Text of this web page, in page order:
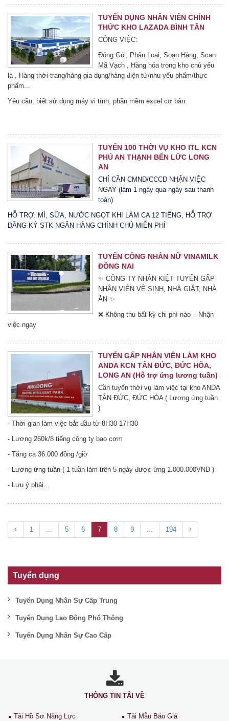
TUYỂN DỤNG NHÂN VIÊN CHÍNH
THỨC KHO LAZADA BÌNH TÂN
CÔNG VIỆC:
Đóng Gói, Phân Loại, Soạn Hàng, Scan
Mã Vạch , Hàng hóa trong kho chủ yếu
là , Hàng thời trang/hàng gia dụng/hàng điện tử/nhu yếu phẩm/thực
phẩm...
Yêu cầu, biết sử dụng máy vi tính, phần mềm excel cơ bản.
TUYỂN 100 THỜI VỤ KHO ITL KCN
PHÚ AN THẠNH BẾN LỨC LONG
AN
CHỈ CẦN CMND/CCCD NHẬN VIỆC
NGAY (làm 1 ngày qua ngày sau thanh
toán)
HỖ TRỢ: MÌ, SỮA, NƯỚC NGỌT KHI LÀM CA 12 TIẾNG, HỖ TRỢ
ĐĂNG KÝ STK NGÂN HÀNG CHÍNH CHỦ MIỄN PHÍ
TUYỂN CÔNG NHÂN NỮ VINAMILK
ĐỒNG NAI
✨ CÔNG TY NHÂN KIỆT TUYỂN GẤP
NHÂN VIÊN VỆ SINH, NHÀ GIẶT, NHÀ
ĂN ✨
❌ Không thu bất kỳ chi phí nào – Nhận
việc ngay
TUYỂN GẤP NHÂN VIÊN LÀM KHO
ANDA KCN TÂN ĐỨC, ĐỨC HÒA,
LONG AN (Hỗ trợ ứng lương tuần)
Cần tuyển thời vụ làm việc tại kho ANDA
TÂN ĐỨC, ĐỨC HÒA ( Lương ứng tuần
)
- Thời gian làm việc bắt đầu từ 8H30-17H30
- Lương 260k/8 tiếng công ty bao cơm
- Tăng ca 36.000 đồng /giờ
- Lương ứng tuần ( 1 tuần làm trên 5 ngày được ứng 1.000.000VNĐ )
- Lưu ý phải...
1 5 6 7 8 9 194
Tuyển dụng
Tuyển Dụng Nhân Sự Cấp Trung
Tuyển Dụng Lao Động Phổ Thông
Tuyển Dụng Nhân Sự Cao Cấp
THÔNG TIN TẢI VỀ
Tải Hồ Sơ Năng Lực Tải Mẫu Báo Giá